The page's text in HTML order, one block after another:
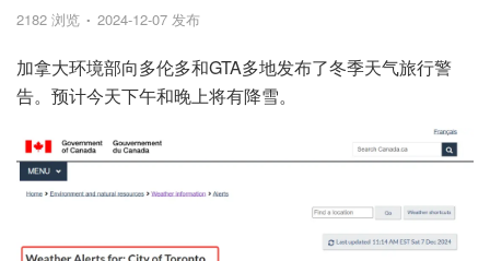
2182 浏览 2024-12-07 发布
加拿大环境部向多伦多和GTA多地发布了冬季天气旅行警
告。预计今天下午和晚上将有降雪。